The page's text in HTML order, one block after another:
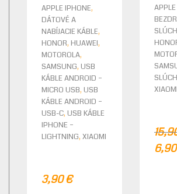
APPLE IPHONE,
DÁTOVÉ A
NABÍJACIE KÁBLE,
HONOR, HUAWEI,
MOTOROLA,
SAMSUNG, USB
KÁBLE ANDROID –
MICRO USB, USB
KÁBLE ANDROID –
USB-C, USB KÁBLE
IPHONE –
LIGHTNING, XIAOMI
3,90€
XIAOMI
6,90